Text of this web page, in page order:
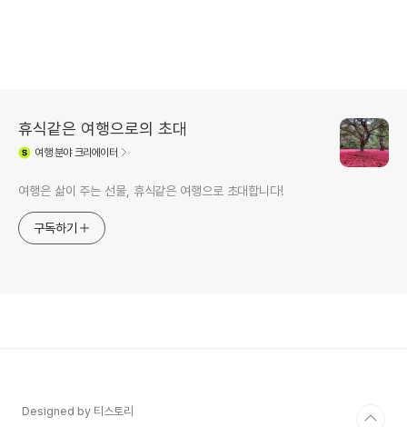
휴식같은 여행으로의 초대
여행분야 크리에이터
여행은 삶이 주는 선물, 휴식같은 여행으로 초대합니다!
구독하기
Designed by 티스토리